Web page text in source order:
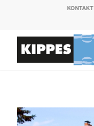
KONTAKT